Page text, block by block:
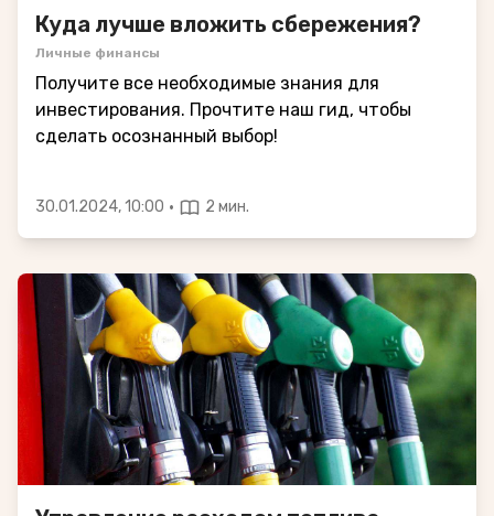
Куда лучше вложить сбережения?
Личные финансы
Получите все необходимые знания для
инвестирования. Прочтите наш гид, чтобы
сделать осознанный выбор!
30.01.2024, 10:00 · 2 мин.